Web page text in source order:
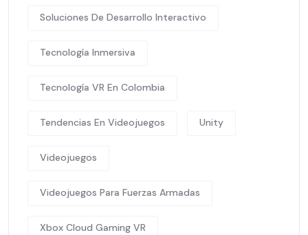
Soluciones De Desarrollo Interactivo
Tecnología Inmersiva
Tecnología VR En Colombia
Tendencias En Videojuegos Unity
Videojuegos
Videojuegos Para Fuerzas Armadas
Xbox Cloud Gaming VR